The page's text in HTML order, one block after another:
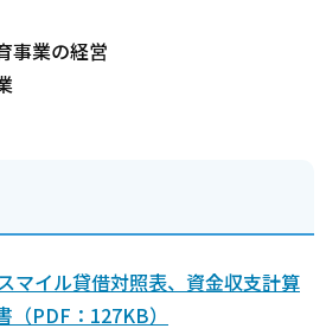
業の経営
マイル貸借対照表、資金収支計算
PDF：127KB）